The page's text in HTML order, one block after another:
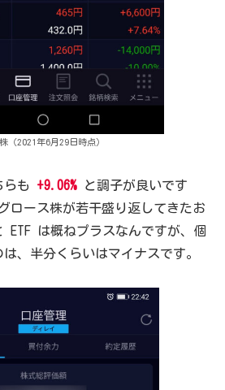
（2021年6月29日時点）
らも +9.06% と調子が良いです
ロース株が若干盛り返してきたお
ETF は概ねプラスなんですが、個
、半分くらいはマイナスです。